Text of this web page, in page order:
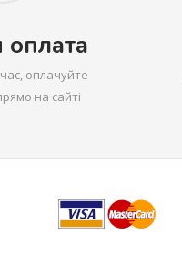
оплачуйте
на сайті